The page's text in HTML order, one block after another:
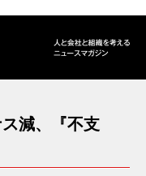
減、『不支